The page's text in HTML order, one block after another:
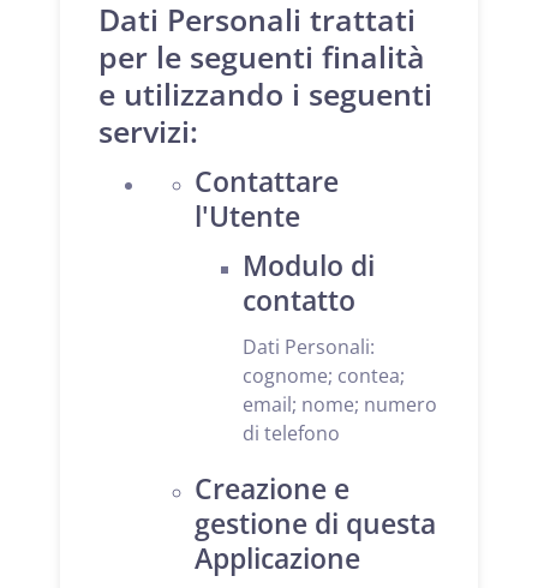
Dati Personali trattati
per le seguenti finalità
e utilizzando i seguenti
servizi:
Contattare
l'Utente
Modulo di
contatto
Dati Personali:
cognome; contea;
email; nome; numero
di telefono
Creazione e
gestione di questa
Applicazione